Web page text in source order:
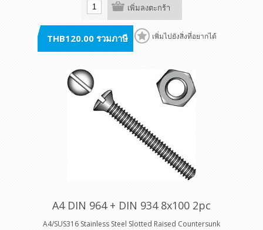
เพิ่มลงตะกร้า
THB120.00 รวมภาษี เพิ่มไปยังสิ่งที่อยากได้
A4 DIN 964 + DIN 934 8x100 2pc
A4/SUS316 Stainless Steel Slotted Raised Countersunk